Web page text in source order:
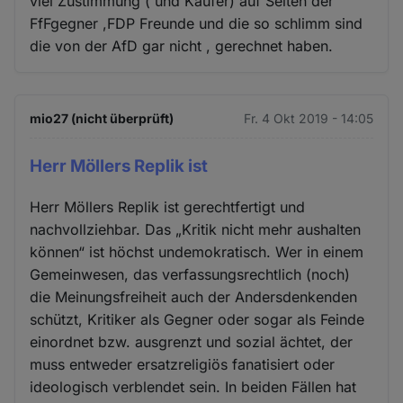
FfFgegner ,FDP Freunde und die so schlimm sind
die von der AfD gar nicht , gerechnet haben.
mio27 (nicht überprüft) Fr. 4 Okt 2019 - 14:05
Herr Möllers Replik ist
Herr Möllers Replik ist gerechtfertigt und
nachvollziehbar. Das „Kritik nicht mehr aushalten
können“ ist höchst undemokratisch. Wer in einem
Gemeinwesen, das verfassungsrechtlich (noch)
die Meinungsfreiheit auch der Andersdenkenden
schützt, Kritiker als Gegner oder sogar als Feinde
einordnet bzw. ausgrenzt und sozial ächtet, der
muss entweder ersatzreligiös fanatisiert oder
ideologisch verblendet sein. In beiden Fällen hat